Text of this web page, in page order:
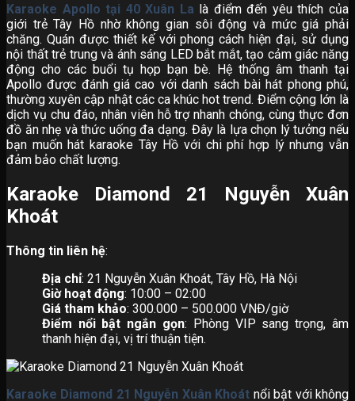
Karaoke Apollo tại 40 Xuân La là điểm đến yêu thích của
giới trẻ Tây Hồ nhờ không gian sôi động và mức giá phải
chăng. Quán được thiết kế với phong cách hiện đại, sử dụng
nội thất trẻ trung và ánh sáng LED bắt mắt, tạo cảm giác năng
động cho các buổi tụ họp bạn bè. Hệ thống âm thanh tại
Apollo được đánh giá cao với danh sách bài hát phong phú,
thường xuyên cập nhật các ca khúc hot trend. Điểm cộng lớn là
dịch vụ chu đáo, nhân viên hỗ trợ nhanh chóng, cùng thực đơn
đồ ăn nhẹ và thức uống đa dạng. Đây là lựa chọn lý tưởng nếu
bạn muốn hát karaoke Tây Hồ với chi phí hợp lý nhưng vẫn
đảm bảo chất lượng.
Karaoke Diamond 21 Nguyễn Xuân
Khoát
Thông tin liên hệ:
Địa chỉ: 21 Nguyễn Xuân Khoát, Tây Hồ, Hà Nội
Giờ hoạt động: 10:00 – 02:00
Giá tham khảo: 300.000 – 500.000 VNĐ/giờ
Điểm nổi bật ngắn gọn: Phòng VIP sang trọng, âm
thanh hiện đại, vị trí thuận tiện.
Karaoke Diamond 21 Nguyễn Xuân Khoát nổi bật với không